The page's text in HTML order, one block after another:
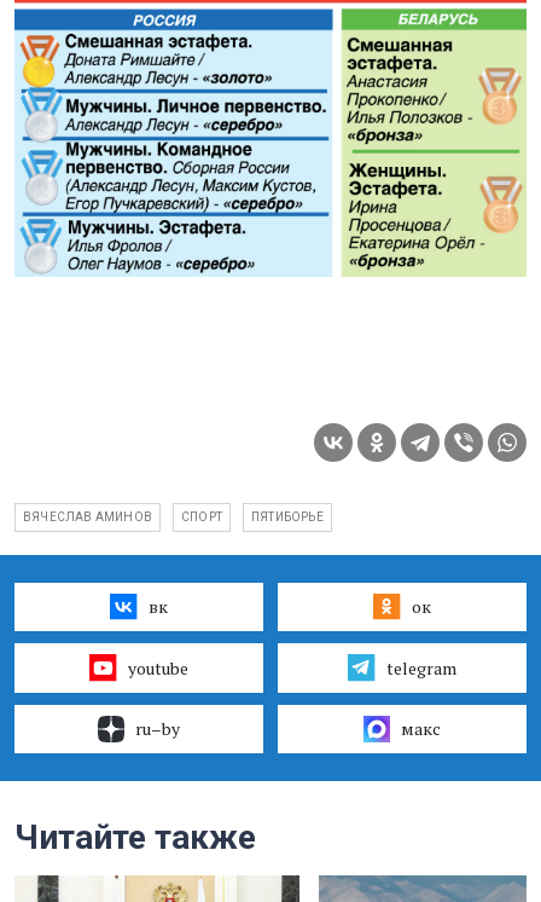
ВЯЧЕСЛАВ АМИНОВ СПОРТ ПЯТИБОРЬЕ
вк ок
youtube telegram
ru–by макс
Читайте также